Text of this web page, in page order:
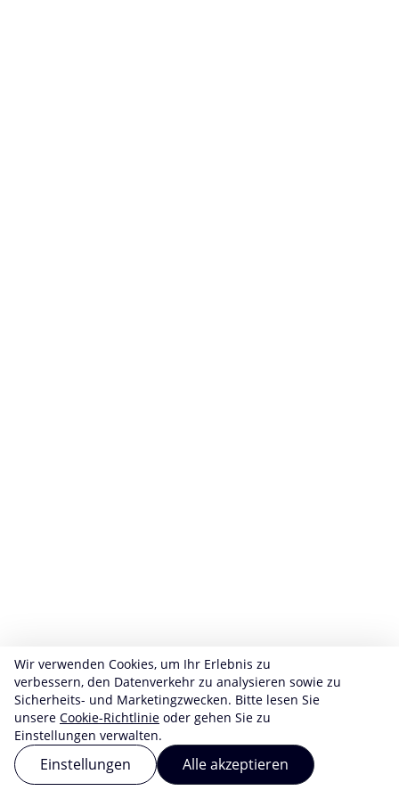
Wir verwenden Cookies, um Ihr Erlebnis zu
verbessern, den Datenverkehr zu analysieren sowie zu
Sicherheits- und Marketingzwecken. Bitte lesen Sie
unsere Cookie-Richtlinie oder gehen Sie zu
Einstellungen verwalten.
Einstellungen Alle akzeptieren